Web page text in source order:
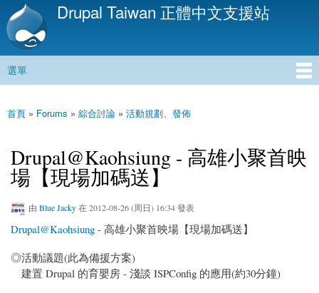
移
內
Drupal Taiwan 正體中文支援站
主選單
選單
您在這裡
首頁 » Forums » 綜合討論 » 活動規劃、發佈
Drupal@Kaohsiung - 高雄小聚首映
場【現場加碼送】
由 Blue Jacky在 2012-08-26 (周日) 16:34 發表
Drupal@Kaohsiung - 高雄小聚首映場【現場加碼送】
◎活動議題(此為備援方案)
建置 Drupal 的育嬰房 - 淺談 ISPConfig 的應用(約30分鐘)